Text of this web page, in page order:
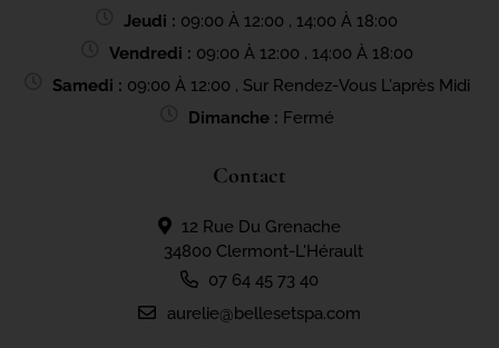
Jeudi : 09:00 À 12:00 , 14:00 À 18:00
Vendredi : 09:00 À 12:00 , 14:00 À 18:00
Samedi : 09:00 À 12:00 , Sur Rendez-Vous L'après Midi
Dimanche : Fermé
Contact
12 Rue Du Grenache
34800 Clermont-L'Hérault
07 64 45 73 40
aurelie@bellesetspa.com